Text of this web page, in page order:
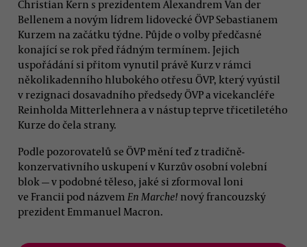
Christian Kern s prezidentem Alexandrem Van der
Bellenem a novým lídrem lidovecké ÖVP Sebastianem
Kurzem na začátku týdne. Půjde o volby předčasné
konající se rok před řádným termínem. Jejich
uspořádání si přitom vynutil právě Kurz v rámci
několikadenního hlubokého otřesu ÖVP, který vyústil
v rezignaci dosavadního předsedy ÖVP a vicekancléře
Reinholda Mitterlehnera a v nástup teprve třicetiletého
Kurze do čela strany.
Podle pozorovatelů se ÖVP mění teď z tradičně-
konzervativního uskupení v Kurzův osobní volební
blok — v podobné těleso, jaké si zformoval loni
ve Francii pod názvem En Marche! nový francouzský
prezident Emmanuel Macron.